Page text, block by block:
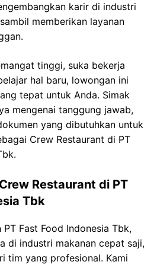
karir di industri
memberikan layanan
tinggi, suka bekerja
hal baru, lowongan ini
tepat untuk Anda. Simak
mengenai tanggung jawab,
yang dibutuhkan untuk
Crew Restaurant di PT
Restaurant di PT
Tbk
Fast Food Indonesia Tbk,
di industri makanan cepat saji,
tim yang profesional. Kami